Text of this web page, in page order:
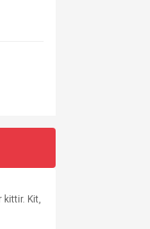
Kit,